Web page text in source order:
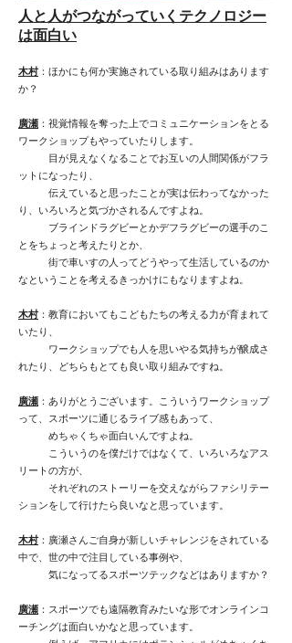
人と人がつながっていくテクノロジー
は面白い
木村：ほかにも何か実施されている取り組みはあります
か？
廣瀬 ：視覚情報を奪った上でコミュニケーションをとる
ワークショップもやっていたりします。
目が見えなくなることでお互いの人間関係がフラ
ットになったり、
伝えていると思ったことが実は伝わってなかった
り、いろいろと気づかされるんですよね。
ブラインドラグビーとかデフラグビーの選手のこ
とをちょっと考えたりとか、
街で車いすの人ってどうやって生活しているのか
なということを考えるきっかけにもなりますよね。
木村：教育においてもこどもたちの考える力が育まれて
いたり、
ワークショップでも人を思いやる気持ちが醸成さ
れたり、どちらもとても良い取り組みですね。
廣瀬 ：ありがとうございます。こういうワークショップ
って、スポーツに通じるライブ感もあって、
めちゃくちゃ面白いんですよね。
こういうのを僕だけではなくて、いろいろなアス
リートの方が、
それぞれのストーリーを交えながらファシリテー
ションをして行けたら良いなと思っています。
木村：廣瀬さんご自身が新しいチャレンジをされている
中で、世の中で注目している事例や、
気になってるスポーツテックなどはありますか？
廣瀬 ：スポーツでも遠隔教育みたいな形でオンラインコ
ーチングは面白いかなと思っています。